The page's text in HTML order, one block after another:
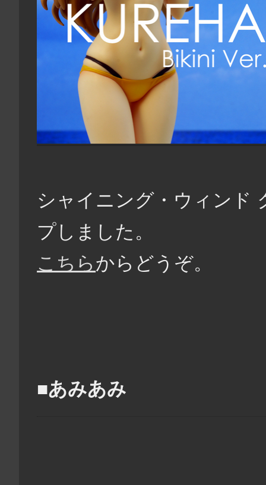
シャイニング・ウィンド
プしました。
こちらからどうぞ。
■あみあみ